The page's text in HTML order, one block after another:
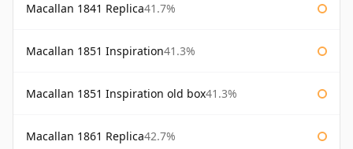
Macallan 1841 Replica41.7%
Macallan 1851 Inspiration41.3%
Macallan 1851 Inspiration old box41.3%
Macallan 1861 Replica42.7%